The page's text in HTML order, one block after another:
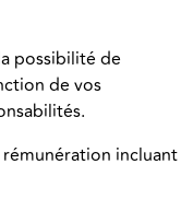
possibilité de
de vos
incluant